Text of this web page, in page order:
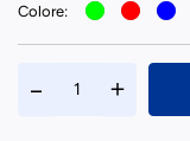
Colore: